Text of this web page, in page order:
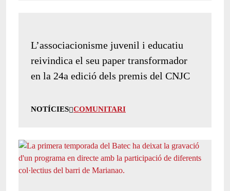
L’associacionisme juvenil i educatiu
reivindica el seu paper transformador
en la 24a edició dels premis del CNJC
NOTÍCIES COMUNITARI